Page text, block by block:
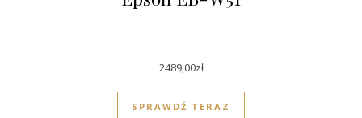
2489,00zł
SPRAWDŹ TERAZ